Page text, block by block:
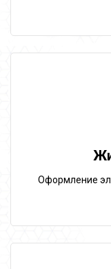
Оформление